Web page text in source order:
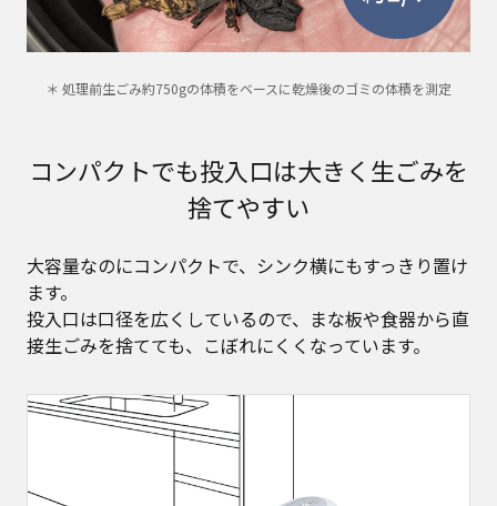
＊ 処理前生ごみ約750gの体積をベースに乾燥後のゴミの体積を測定
コンパクトでも投入口は大きく生ごみを
捨てやすい
大容量なのにコンパクトで、シンク横にもすっきり置け
ます。
投入口は口径を広くしているので、まな板や食器から直
接生ごみを捨てても、こぼれにくくなっています。